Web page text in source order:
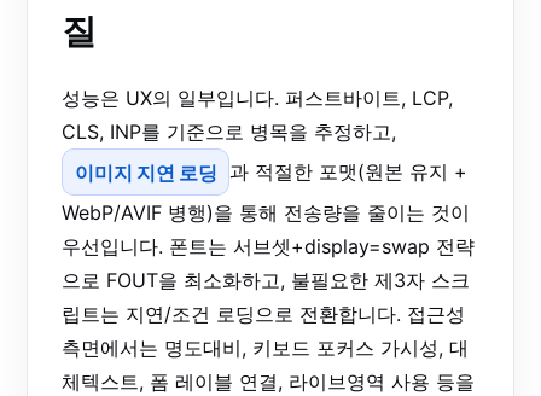
질
성능은 UX의 일부입니다. 퍼스트바이트, LCP,
CLS, INP를 기준으로 병목을 추정하고,
이미지 지연 로딩 과 적절한 포맷(원본 유지 +
WebP/AVIF 병행)을 통해 전송량을 줄이는 것이
우선입니다. 폰트는 서브셋+display=swap 전략
으로 FOUT을 최소화하고, 불필요한 제3자 스크
립트는 지연/조건 로딩으로 전환합니다. 접근성
측면에서는 명도대비, 키보드 포커스 가시성, 대
체텍스트, 폼 레이블 연결, 라이브영역 사용 등을